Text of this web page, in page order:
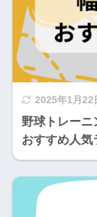
2025年1月22
野球トレーニ
おすすめ人気